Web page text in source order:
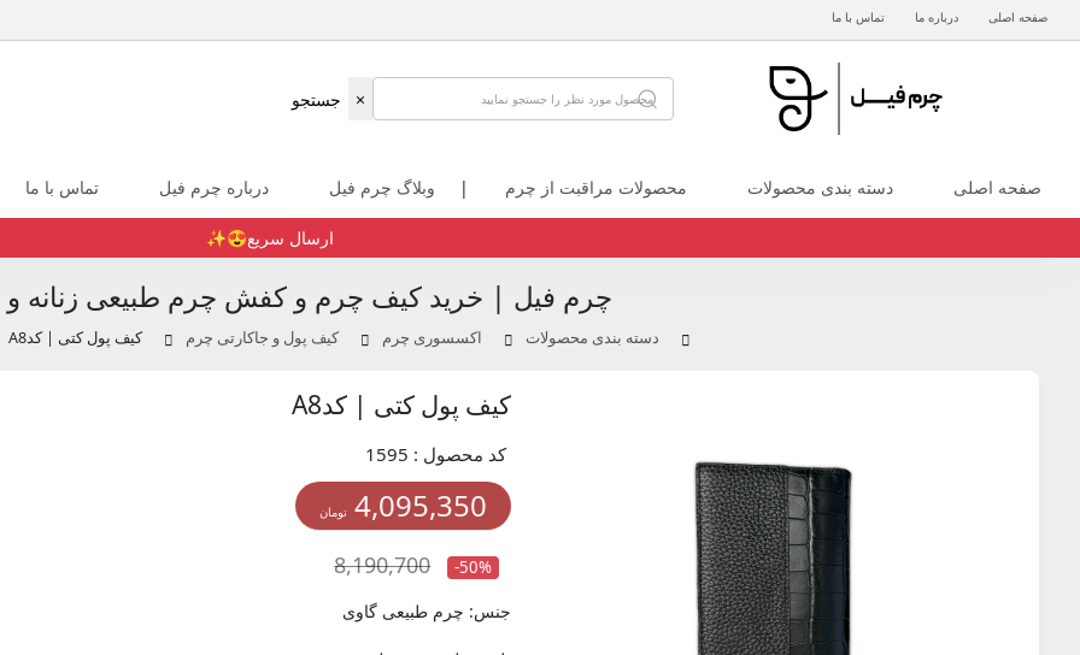
صفحه اصلی درباره ما تماس با ما
× جستجو
صفحه اصلی دسته بندی محصولات محصولات مراقبت از چرم | وبلاگ چرم فیل درباره چرم فیل تماس با ما
ارسال سریع😍✨️
چرم فیل | خرید کیف چرم و کفش چرم طبیعی زنانه و
دسته بندی محصولات اکسسوری چرم کیف پول و جاکارتی چرم کیف پول کتی | کدA8
کیف پول کتی | کدA8
کد محصول : 1595
4,095,350 تومان
-50%
8,190,700
جنس: چرم طبیعی گاوی